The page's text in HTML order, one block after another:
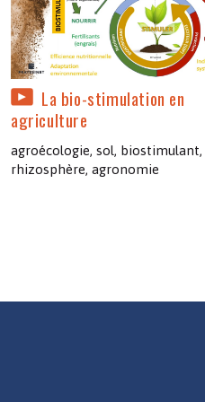
La bio-stimulation en
agriculture
agroécologie, sol, biostimulant,
rhizosphère, agronomie